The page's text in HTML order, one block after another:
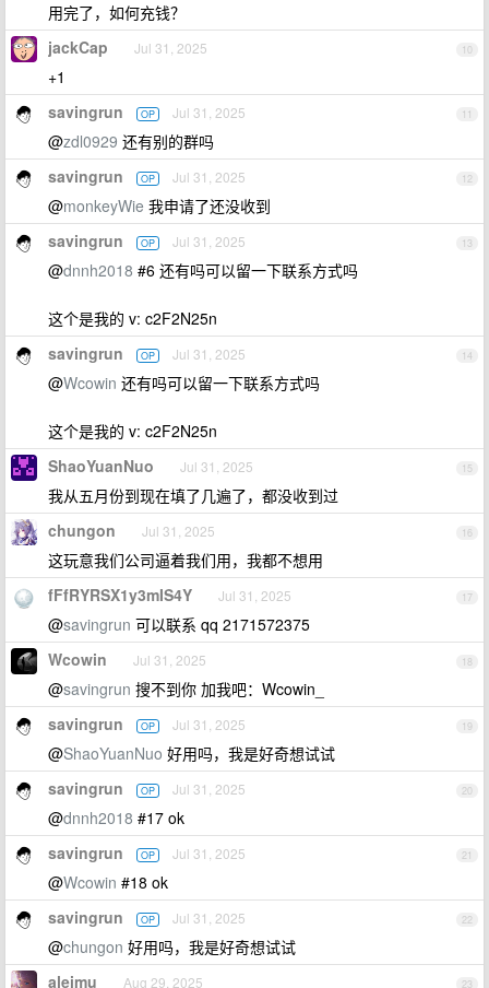
用完了，如何充钱？
10
jackCap Jul 31, 2025
+1
11
savingrun OP Jul 31, 2025
@zdl0929 还有别的群吗
12
savingrun OP Jul 31, 2025
@monkeyWie 我申请了还没收到
13
savingrun OP Jul 31, 2025
@dnnh2018 #6 还有吗可以留一下联系方式吗
这个是我的 v: c2F2N25n
14
savingrun OP Jul 31, 2025
@Wcowin 还有吗可以留一下联系方式吗
这个是我的 v: c2F2N25n
15
ShaoYuanNuo Jul 31, 2025
我从五月份到现在填了几遍了，都没收到过
16
chungon Jul 31, 2025
这玩意我们公司逼着我们用，我都不想用
17
fFfRYRSX1y3mIS4Y Jul 31, 2025
@savingrun 可以联系 qq 2171572375
18
Wcowin Jul 31, 2025
@savingrun 搜不到你 加我吧：Wcowin_
19
savingrun OP Jul 31, 2025
@ShaoYuanNuo 好用吗，我是好奇想试试
20
savingrun OP Jul 31, 2025
@dnnh2018 #17 ok
21
savingrun OP Jul 31, 2025
@Wcowin #18 ok
22
savingrun OP Jul 31, 2025
@chungon 好用吗，我是好奇想试试
23
aleimu Aug 29, 2025